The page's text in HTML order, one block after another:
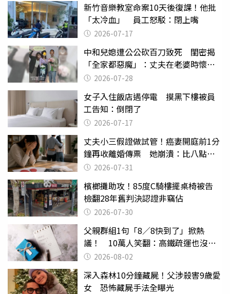
新竹音樂教室命案10天後復課！他批
「太冷血」 員工怒駁：閉上嘴
2026-07-17
中和兒媳遭公公砍百刀致死 閨密揭
「全家都惡魔」：丈夫在老婆時懷孕
摔東西
2026-07-28
女子入住飯店遇停電 摸黑下樓被員
工告知：倒閉了
2026-07-17
丈夫小三假證做試管！癌妻開庭前1分
鐘再收離婚傳票 她崩潰：比八點檔
還扯2026-07-31
檳榔攤助攻！85度C騎樓擺桌椅被告
檢翻28年舊判決認證非竊佔
2026-07-30
父親群組1句「8／8快到了」掀熱
議！ 10萬人笑翻：高鐵疏運也沒列
父親節
2026-08-02
深入森林10分鐘藏屍！父涉殺害9歲愛
女 恐怖藏屍手法全曝光